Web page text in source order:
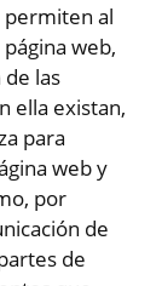
permiten al
web,
las
ella existan,
para
web y
por
de
de